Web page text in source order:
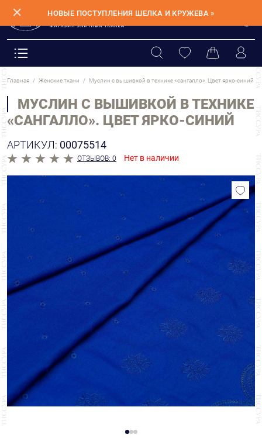
✕ НОВЫЕ ПОСТУПЛЕНИЯ ШЕЛКА И КРУЖЕВА »
Главная Женские ткани Муслин с вышивкой в технике «сангалло». Цвет ярко-синий
МУСЛИН С ВЫШИВКОЙ В ТЕХНИКЕ
«САНГАЛЛО». ЦВЕТ ЯРКО-СИНИЙ
АРТИКУЛ: 00075514
ОТЗЫВОВ: 0 Нет в наличии